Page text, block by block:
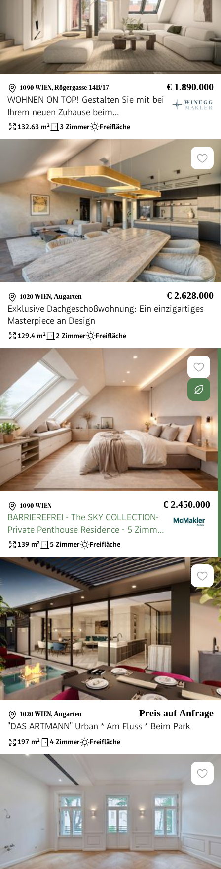
1090 WIEN, Rögergasse 14B/17 € 1.890.000
WOHNEN ON TOP! Gestalten Sie mit bei
Ihrem neuen Zuhause beim
Servitenviertel!
132.63 m² 3 Zimmer Freifläche
1020 WIEN, Augarten € 2.628.000
Exklusive Dachgeschoßwohnung: Ein einzigartiges
Masterpiece an Design
129.4 m² 2 Zimmer Freifläche
1090 WIEN € 2.450.000
BARRIEREFREI - The SKY COLLECTION-
Private Penthouse Residence - 5 Zimmer
ca 73 m" Dachterrasse
139 m² 5 Zimmer Freifläche
1020 WIEN, Augarten Preis auf Anfrage
"DAS ARTMANN" Urban * Am Fluss * Beim Park
197 m² 4 Zimmer Freifläche